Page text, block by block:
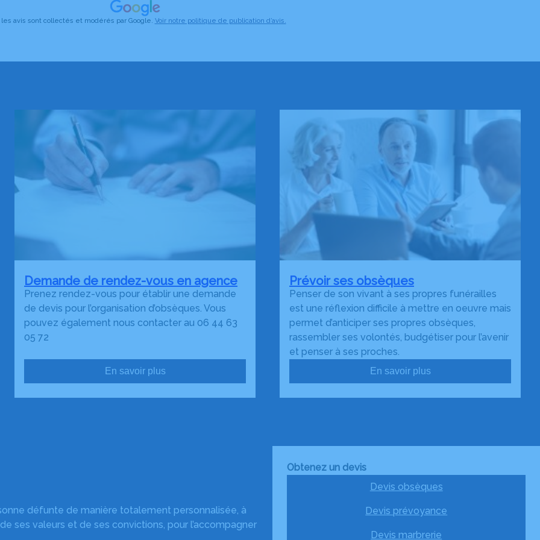
les avis sont collectés et modérés par Google. Voir notre politique de publication d’avis.
Demande de rendez-vous en agence
Prenez rendez-vous pour établir une demande
de devis pour l’organisation d’obsèques. Vous
pouvez également nous contacter au 06 44 63
05 72
En savoir plus
Prévoir ses obsèques
Penser de son vivant à ses propres funérailles
est une réflexion difficile à mettre en oeuvre mais
permet d’anticiper ses propres obsèques,
rassembler ses volontés, budgétiser pour l’avenir
et penser à ses proches.
En savoir plus
défunte de manière totalement personnalisée, à
ses valeurs et de ses convictions, pour l’accompagner
Obtenez un devis
Devis obsèques
Devis prévoyance
Devis marbrerie